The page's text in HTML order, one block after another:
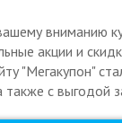
вниманию
акции и
"Мегакупон"
также с выгодой